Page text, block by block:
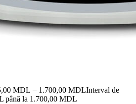
MDL – 1.700,00 MDLInterval de
până la 1.700,00 MDL